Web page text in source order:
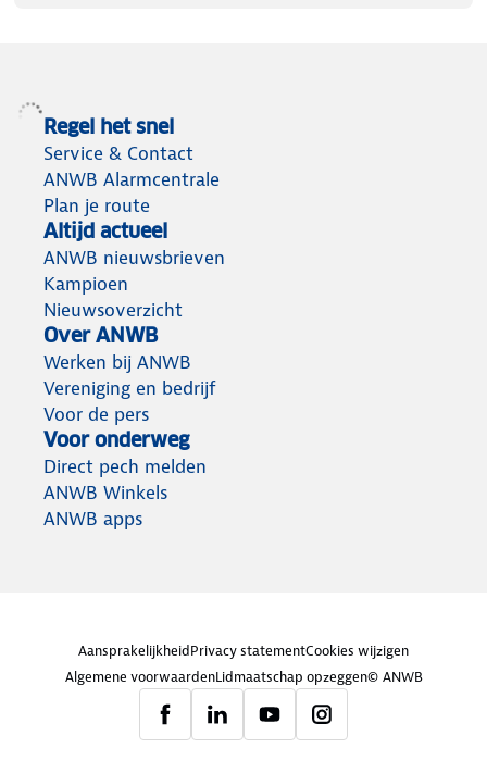
Regel het snel
Service & Contact
ANWB Alarmcentrale
Plan je route
Altijd actueel
ANWB nieuwsbrieven
Kampioen
Nieuwsoverzicht
Over ANWB
Werken bij ANWB
Vereniging en bedrijf
Voor de pers
Voor onderweg
Direct pech melden
ANWB Winkels
ANWB apps
AansprakelijkheidPrivacy statementCookies wijzigen
Algemene voorwaardenLidmaatschap opzeggen© ANWB